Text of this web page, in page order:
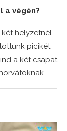
a végén?
két helyzetnél
picikét.
a két csapat